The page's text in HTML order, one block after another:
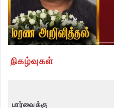
நிகழ்வுகள்
பார்வைக்கு